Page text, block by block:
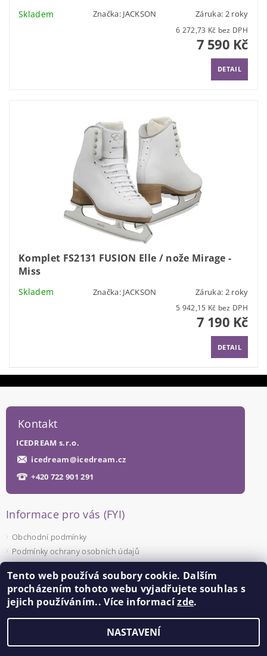
Skladem Značka: JACKSON Záruka: 2 roky
6 272,73 Kč bez DPH
7 590 Kč
DETAIL
Komplet FS2131 FUSION Elle / nože Mirage -
Miss
Skladem Značka: JACKSON Záruka: 2 roky
5 942,15 Kč bez DPH
7 190 Kč
DETAIL
Kontakt
ICEDREAM s.r.o.
icedream@icedream.cz
+420 722 901 291
Informace pro vás (FYI)
Obchodní podmínky
Podmínky ochrany osobních údajů
Facebook
2026 ©ICEDREAM, všechna práva vyhrazenaUpravit nastavení cookies
Tento web používá soubory cookie. Dalším
procházením tohoto webu vyjadřujete souhlas s
jejich používáním.. Více informacízde.
NASTAVENÍ